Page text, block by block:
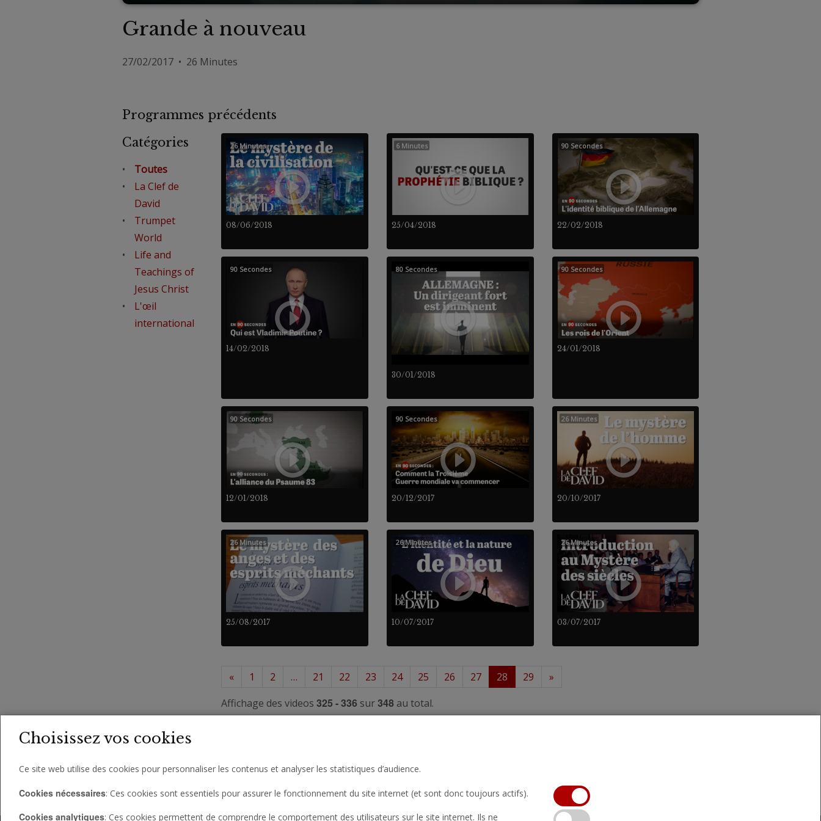
Grande à nouveau
27/02/2017 • 26 Minutes
Programmes précédents
Catégories
Toutes
La Clef de
David
Trumpet
World
Life and
Teachings of
Jesus Christ
L'œil
international
08/06/2018
26 Minutes
25/04/2018
6 Minutes
22/02/2018
90 Secondes
14/02/2018
90 Secondes
30/01/2018
80 Secondes
24/01/2018
90 Secondes
12/01/2018
90 Secondes
20/12/2017
90 Secondes
20/10/2017
26 Minutes
25/08/2017
26 Minutes
10/07/2017
26 Minutes
03/07/2017
26 Minutes
« 1 2 … 21 22 23 24 25 26 27 28 29
»
Affichage des videos 325 - 336 sur348au total.
Choisissez vos cookies
Ce site web utilise des cookies pour personnaliser les contenus et analyser les statistiques d’audience.
Cookies nécessaires: Ces cookies sont essentiels pour assurer le fonctionnement du site internet (et sont donc toujours actifs).
Cookies analytiques: Ces cookies permettent de comprendre le comportement des utilisateurs sur le site internet. Ils ne